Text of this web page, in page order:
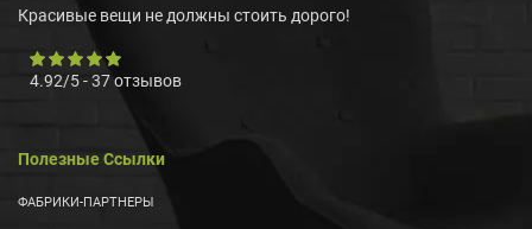
Красивые вещи не должны стоить дорого!
4.92/5-37отзывов
Полезные Ссылки
ФАБРИКИ-ПАРТНЕРЫ